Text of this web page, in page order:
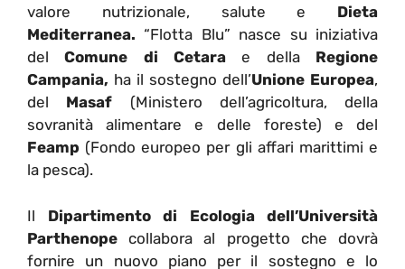
valore nutrizionale, salute e Dieta
Mediterranea. “Flotta Blu” nasce su iniziativa
delComune di Cetara e della Regione
Campania, ha il sostegno dell’Unione Europea,
del Masaf (Ministero dell’agricoltura, della
sovranità alimentare e delle foreste) e del
Feamp (Fondo europeo per gli affari marittimi e
la pesca).
Il Dipartimento di Ecologia dell’Università
Parthenope collabora al progetto che dovrà
fornire un nuovo piano per il sostegno e lo